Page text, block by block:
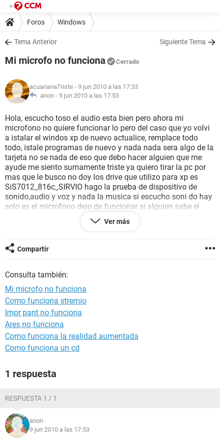
Foros Windows
Tema Anterior Siguiente Tema
Mi microfo no funciona Cerrado
acuarianaTriste - 9 jun 2010 a las 17:33
anon - 9 jun 2010 a las 17:53
Hola, escucho toso el audio esta bien pero ahora mi
microfono no quiere funcionar lo pero del caso que yo volvi
a istalar el windos xp de nuevo actualice, remplace todo
todo, istale programas de nuevo y nada nada sera algo de la
tarjeta no se nada de eso que debo hacer alguien que me
ayude me siento sumamente triste ya quiero tirar la pc por
mas que le busco no doy los drive que utilizo para xp es
SiS7012_816c_SIRVIO hago la prueba de dispositivo de
sonido,audio y voz y nada la musica si escucho soni do hay
solo es el microfono dejo de funcionar si alguien sabe el
archivo para remplazar digan de donde lo bajamos pongan
un enlace si tenco windows xp gracias
acuariana
Ver más
Compartir
Consulta también:
Mi microfo no funciona
Como funciona stremio
Impr pant no funciona
Ares no funciona
Como funciona la realidad aumentada
Como funciona un cd
1 respuesta
RESPUESTA 1 / 1
anon
9 jun 2010 a las 17:53